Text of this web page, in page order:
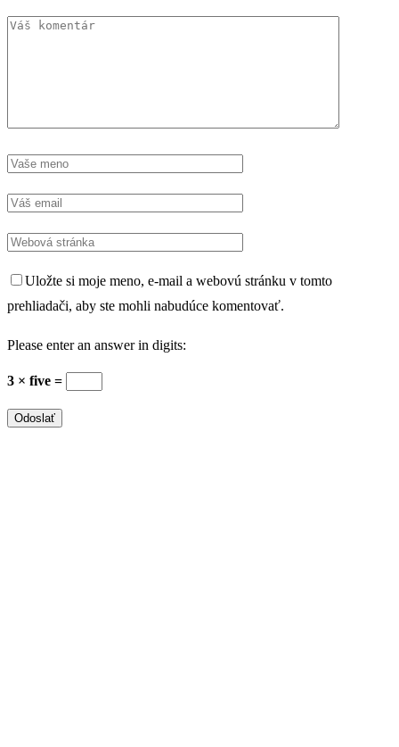
Uložte si moje meno, e-mail a webovú stránku v tomto
prehliadači, aby ste mohli nabudúce komentovať.
Please enter an answer in digits:
3 × five =